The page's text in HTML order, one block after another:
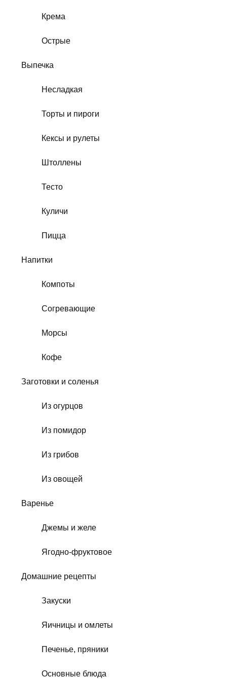
Крема
Острые
Выпечка
Несладкая
Торты и пироги
Кексы и рулеты
Штоллены
Тесто
Куличи
Пицца
Напитки
Компоты
Согревающие
Морсы
Кофе
Заготовки и соленья
Из огурцов
Из помидор
Из грибов
Из овощей
Варенье
Джемы и желе
Ягодно-фруктовое
Домашние рецепты
Закуски
Яичницы и омлеты
Печенье, пряники
Основные блюда